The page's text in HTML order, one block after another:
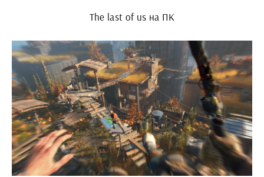
The last of us на ПК